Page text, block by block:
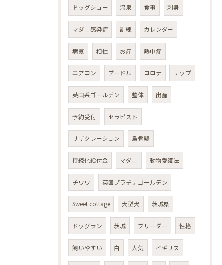
ドッグショー 温泉 食事 刺身
マダニ感染症 訓練 カレンダー
病気 相性 お産 熱中症
エアコン プードル コロナ サップ
英国系ゴールデン 整体 出産
予約受付 セラピスト
リザクレーション 烏骨鶏
持続化給付金 マダニ 動物愛護法
チワワ 英国プラチナゴールデン
Sweet cottage 大型犬 茨城県
ドッグラン 茨城 ブリーダー 性格
飼いやすい 白 人気 イギリス